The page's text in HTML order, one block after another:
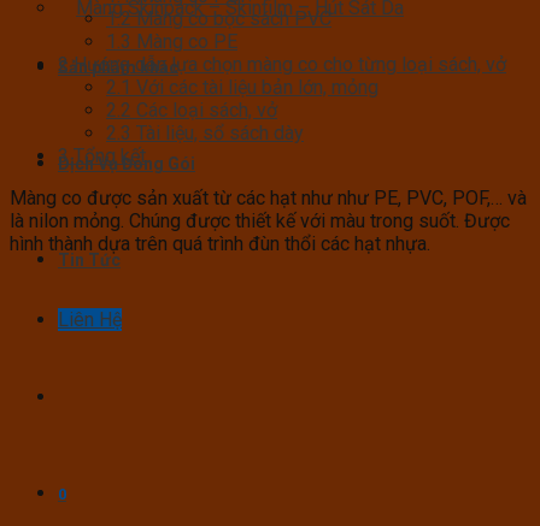
Màng Skinpack – Skinfilm – Hút Sát Da
Sản phẩm khác
Dịch Vụ Đóng Gói
Tin Tức
Liên Hệ
0
1.2Màng co bọc sách PVC
1.3 Màng co PE
2Hướng dẫn lựa chọn màng co cho từng loại sách, vở
2.1 Với các tài liệu bản lớn, mỏng
2.2 Các loại sách, vở
2.3 Tài liệu, sổ sách dày
3Tổng kết
Màng co được sản xuất từ các hạt như như PE, PVC, POF,… và
là nilon mỏng. Chúng được thiết kế với màu trong suốt. Được
hình thành dựa trên quá trình đùn thổi các hạt nhựa.